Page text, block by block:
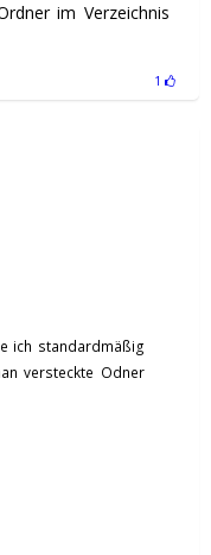
im Verzeichnis
1
ich standardmäßig
versteckte Odner